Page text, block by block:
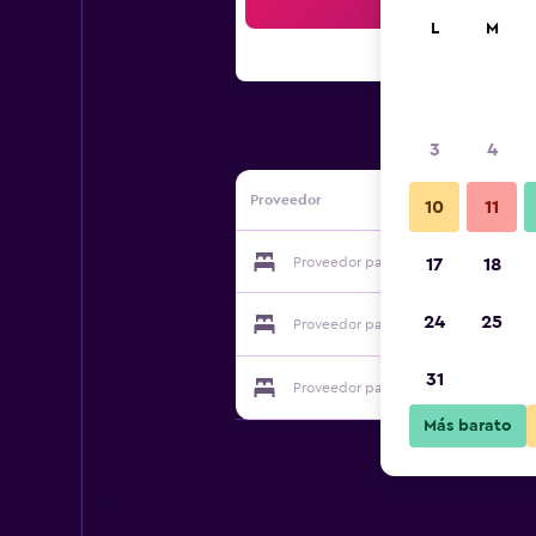
Proveedor
Proveedor para Ferdinands Spa
Proveedor para Ferdinands Spa
Proveedor para Ferdinands Spa
L M
3 4
10 11
17 18
24 25
31
Más barato